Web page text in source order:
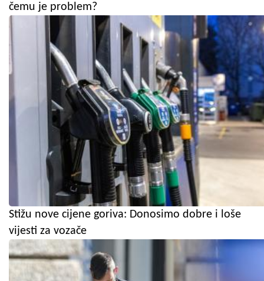
čemu je problem?
Stižu nove cijene goriva: Donosimo dobre i loše
vijesti za vozače